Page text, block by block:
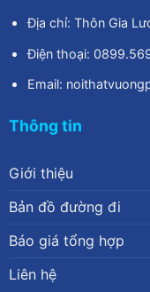
Địa chỉ: Thôn Gia
Điện thoại:
Email:
Thông tin
Giới thiệu
Bản đồ đường đi
Báo giá tổng hợp
Liên hệ